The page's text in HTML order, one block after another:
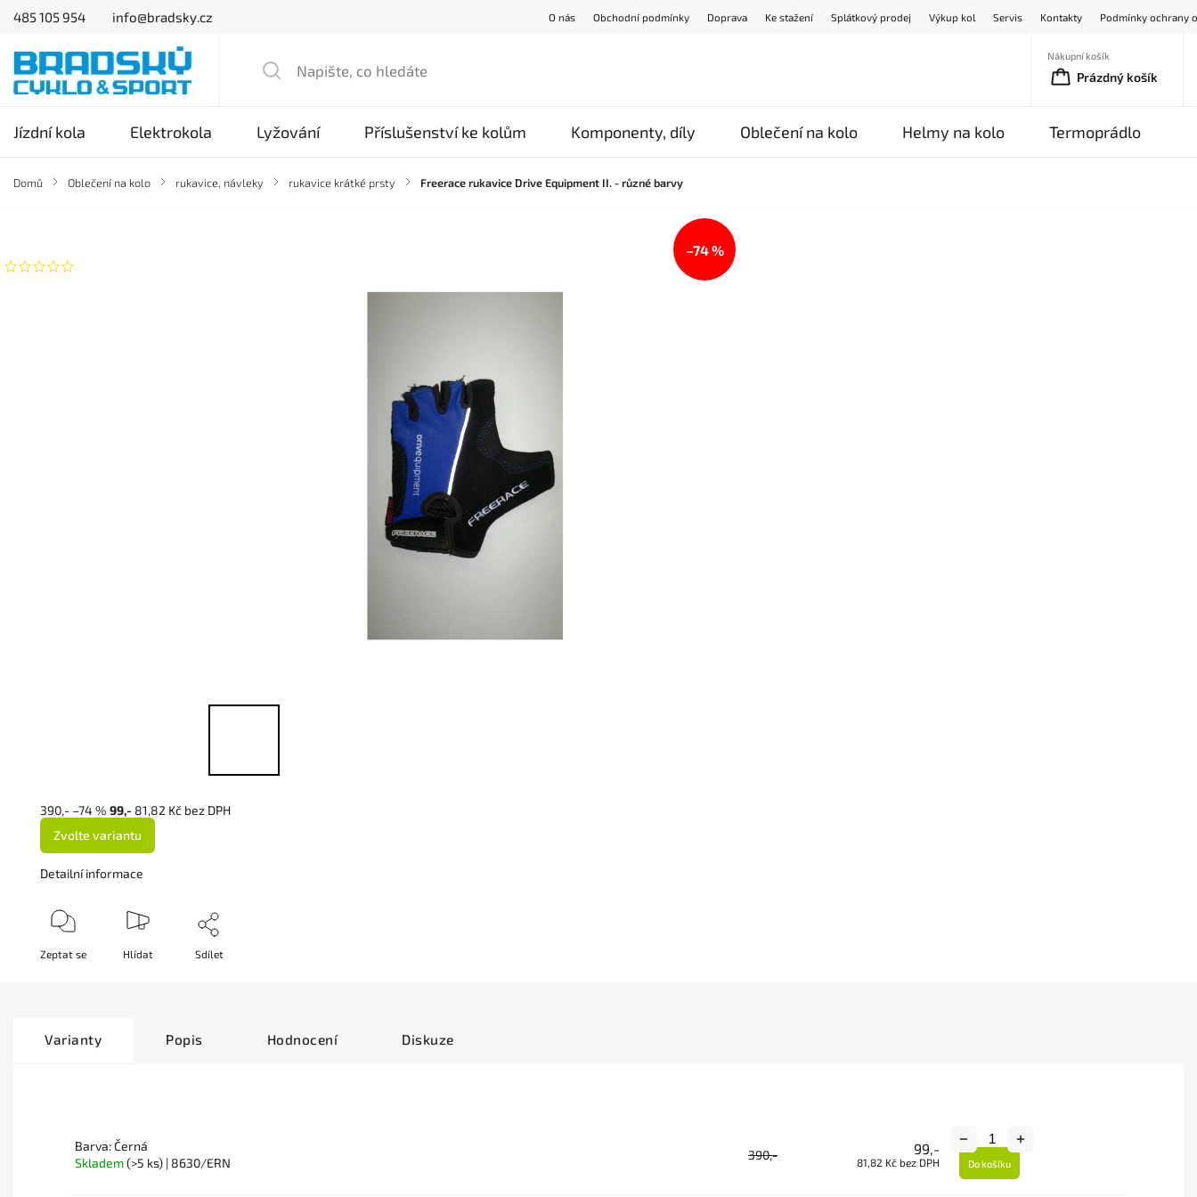
485 105 954 info@bradsky.cz O nás Obchodní podmínky Doprava Ke stažení Splátkový prodej Výkup kol Servis Kontakty Podmínky ochrany
Nákupní košík
Prázdný košík
Jízdní kola Elektrokola Lyžování Příslušenství ke kolům Komponenty, díly Oblečení na kolo Helmy na kolo Termoprádlo
Domů / Oblečení na kolo / rukavice, návleky / rukavice krátké prsty / Freerace rukavice Drive Equipment II. - různé barvy
–74 %
390,- –74 %99,- 81,82 Kč bez DPH
Zvolte variantu
Detailní informace
Zeptat se Hlídat Sdílet
Varianty Popis Hodnocení Diskuze
Barva: Černá
Skladem(>5 ks) | 8630/ERN
390,- 99,-
81,82 Kč bez DPH Do košíku